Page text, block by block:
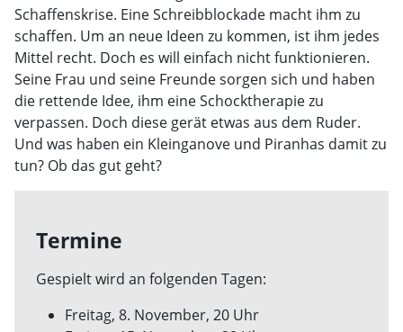
Schaffenskrise. Eine Schreibblockade macht ihm zu
schaffen. Um an neue Ideen zu kommen, ist ihm jedes
Mittel recht. Doch es will einfach nicht funktionieren.
Seine Frau und seine Freunde sorgen sich und haben
die rettende Idee, ihm eine Schocktherapie zu
verpassen. Doch diese gerät etwas aus dem Ruder.
Und was haben ein Kleinganove und Piranhas damit zu
tun? Ob das gut geht?
Termine
Gespielt wird an folgenden Tagen:
Freitag, 8. November, 20 Uhr